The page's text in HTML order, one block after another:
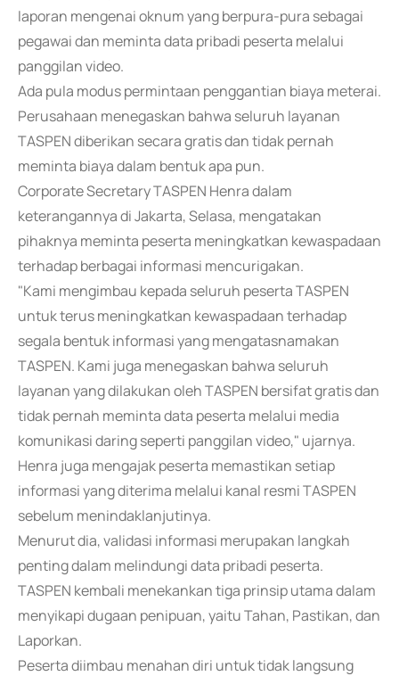
laporan mengenai oknum yang berpura-pura sebagai
pegawai dan meminta data pribadi peserta melalui
panggilan video.
Ada pula modus permintaan penggantian biaya meterai.
Perusahaan menegaskan bahwa seluruh layanan
TASPEN diberikan secara gratis dan tidak pernah
meminta biaya dalam bentuk apa pun.
Corporate Secretary TASPEN Henra dalam
keterangannya di Jakarta, Selasa, mengatakan
pihaknya meminta peserta meningkatkan kewaspadaan
terhadap berbagai informasi mencurigakan.
"Kami mengimbau kepada seluruh peserta TASPEN
untuk terus meningkatkan kewaspadaan terhadap
segala bentuk informasi yang mengatasnamakan
TASPEN. Kami juga menegaskan bahwa seluruh
layanan yang dilakukan oleh TASPEN bersifat gratis dan
tidak pernah meminta data peserta melalui media
komunikasi daring seperti panggilan video," ujarnya.
Henra juga mengajak peserta memastikan setiap
informasi yang diterima melalui kanal resmi TASPEN
sebelum menindaklanjutinya.
Menurut dia, validasi informasi merupakan langkah
penting dalam melindungi data pribadi peserta.
TASPEN kembali menekankan tiga prinsip utama dalam
menyikapi dugaan penipuan, yaitu Tahan, Pastikan, dan
Laporkan.
Peserta diimbau menahan diri untuk tidak langsung